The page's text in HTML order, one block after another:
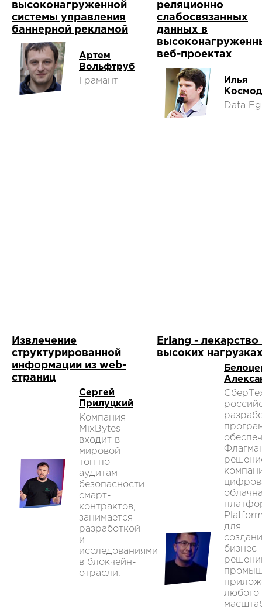
высоконагруженной
системы управления
баннерной рекламой
Артем
Вольфтруб
Грамант
реляционно
слабосвязанных
данных в
веб-проектах
Илья
Data
Извлечение
структурированной
информации из web-
страниц
Сергей
Прилуцкий
Компания
MixBytes
входит в
мировой
топ по
аудитам
безопасности
смарт-
контрактов,
занимается
разработкой
и
исследованиями
в блокчейн-
отрасли.
Erlang - лекарство
высоких
для
бизнес-
любого